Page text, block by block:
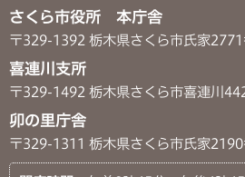
さくら市役所 本庁舎
〒329-1392 栃木県さくら市氏家
喜連川支所
〒329-1492 栃木県さくら市喜連川
卯の里庁舎
〒329-1311 栃木県さくら市氏家